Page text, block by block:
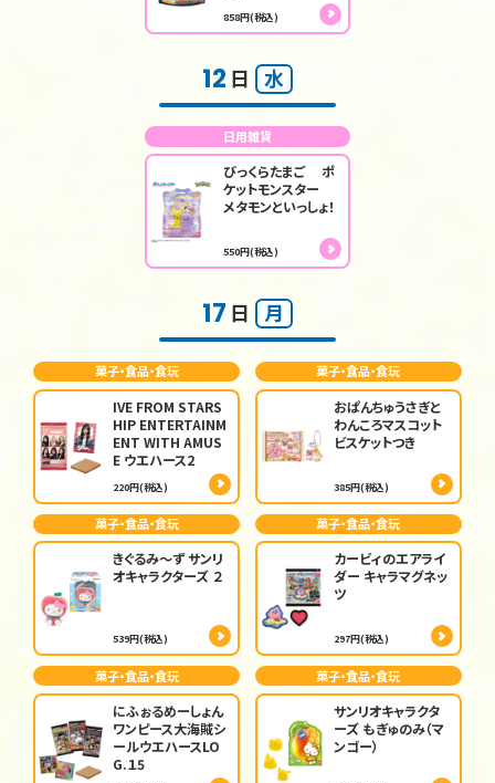
858円(税込)
12 日 水
日用雑貨
びっくらたまご ポ
ケットモンスター
メタモンといっしょ！
550円(税込)
17 日 月
菓子・食品・食玩
IVE FROM STARS
HIP ENTERTAINM
ENT WITH AMUS
E ウエハース2
220円(税込)
菓子・食品・食玩
おぱんちゅうさぎと
わんころマスコット
ビスケットつき
385円(税込)
菓子・食品・食玩
きぐるみ～ず サンリ
オキャラクターズ ２
539円(税込)
菓子・食品・食玩
カービィのエアライ
ダー キャラマグネッ
ツ
297円(税込)
菓子・食品・食玩
にふぉるめーしょん
ワンピース大海賊シ
ールウエハースLO
G.１5
菓子・食品・食玩
サンリオキャラクタ
ーズ もぎゅのみ（マ
ンゴー）